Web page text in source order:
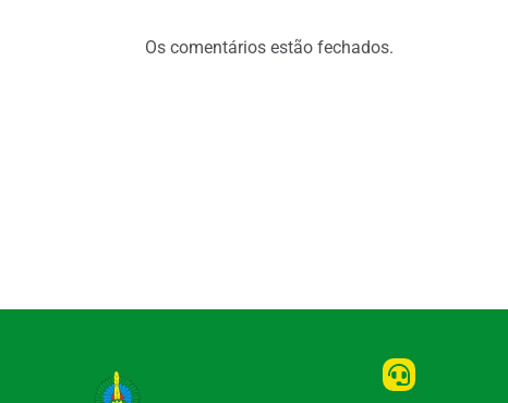
Os comentários estão fechados.